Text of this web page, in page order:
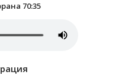
70:35